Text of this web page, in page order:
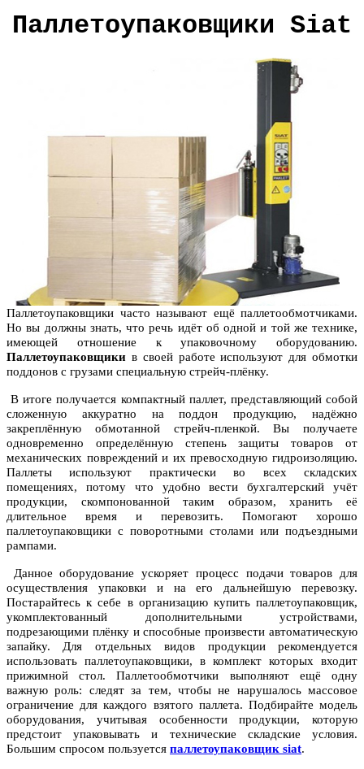
Паллетоупаковщики Siat
Паллетоупаковщики часто называют ещё паллетообмотчиками.
Но вы должны знать, что речь идёт об одной и той же технике,
имеющей отношение к упаковочному оборудованию.
Паллетоупаковщики в своей работе используют для обмотки
поддонов с грузами специальную стрейч-плёнку.
В итоге получается компактный паллет, представляющий собой
сложенную аккуратно на поддон продукцию, надёжно
закреплённую обмотанной стрейч-пленкой. Вы получаете
одновременно определённую степень защиты товаров от
механических повреждений и их превосходную гидроизоляцию.
Паллеты используют практически во всех складских
помещениях, потому что удобно вести бухгалтерский учёт
продукции, скомпонованной таким образом, хранить её
длительное время и перевозить. Помогают хорошо
паллетоупаковщики с поворотными столами или подъездными
рампами.
Данное оборудование ускоряет процесс подачи товаров для
осуществления упаковки и на его дальнейшую перевозку.
Постарайтесь к себе в организацию купить паллетоупаковщик,
укомплектованный дополнительными устройствами,
подрезающими плёнку и способные произвести автоматическую
запайку. Для отдельных видов продукции рекомендуется
использовать паллетоупаковщики, в комплект которых входит
прижимной стол. Паллетообмотчики выполняют ещё одну
важную роль: следят за тем, чтобы не нарушалось массовое
ограничение для каждого взятого паллета. Подбирайте модель
оборудования, учитывая особенности продукции, которую
предстоит упаковывать и технические складские условия.
Большим спросом пользуется паллетоупаковщик siat.